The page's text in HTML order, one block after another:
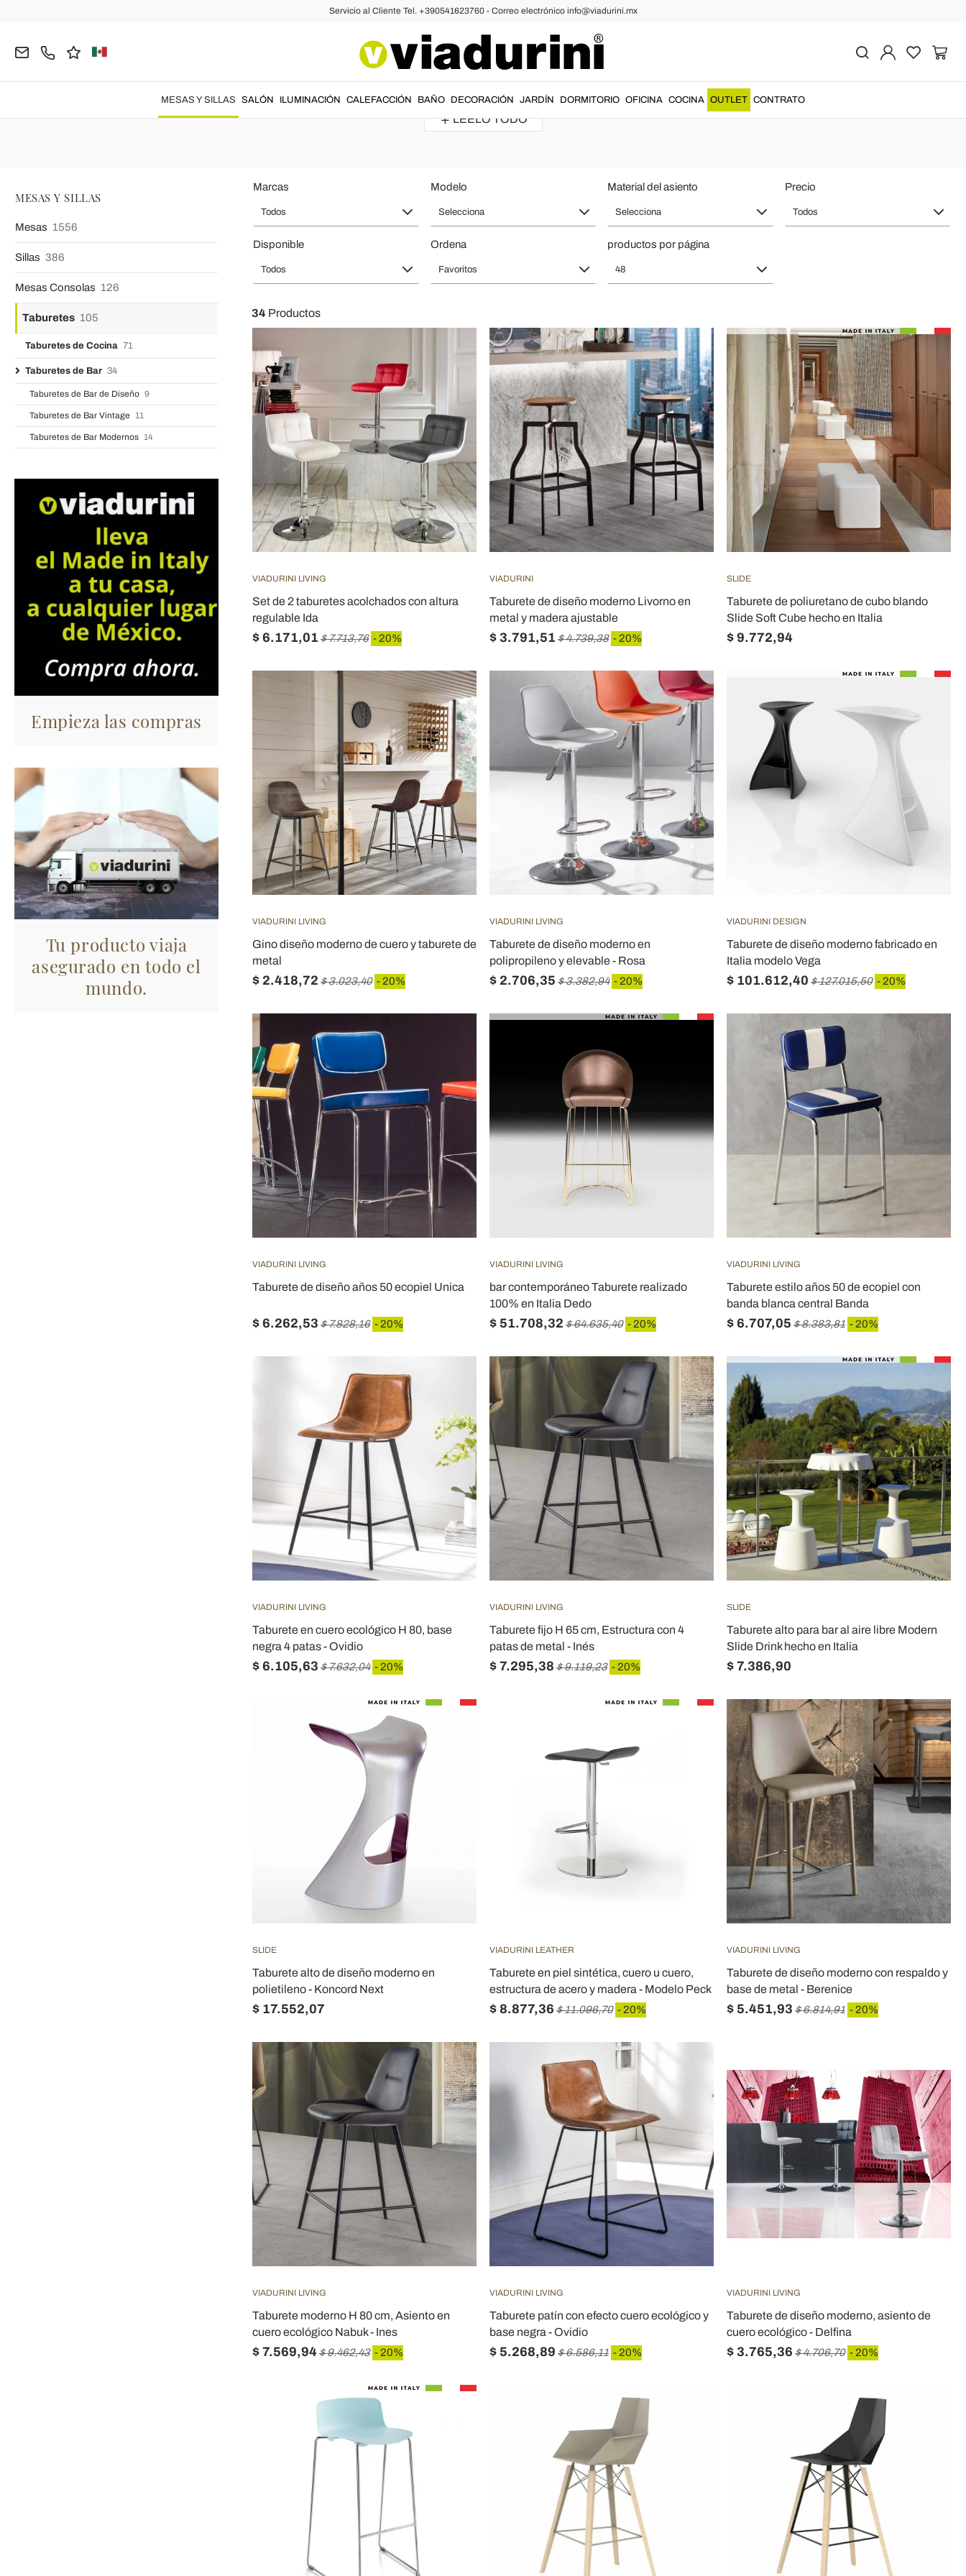
Servicio al Cliente Tel. +390541623760 - Correo electrónico info@viadurini.mx
MESAS Y SILLAS SALÓN ILUMINACIÓN CALEFACCIÓN BAÑO DECORACIÓN JARDÍN DORMITORIO OFICINA COCINA OUTLET CONTRATO
Taburetes de Bar o Pub - Relax y Confort Made in Italy
fabricados con los mejores materiales para garantizar un asiento cómodo sin olvidar la importancia del diseño. Los mejores taburetes altos bar
LÉELO TODO
MESAS Y SILLAS
Mesas 1556
Sillas 386
Mesas Consolas 126
Taburetes 105
Taburetes de Cocina 71
Taburetes de Bar 34
Taburetes de Bar de Diseño 9
Taburetes de Bar Vintage 11
Taburetes de Bar Modernos 14
Empieza las compras
Tu producto viaja
asegurado en todo el
mundo.
Marcas
Todos
Modelo
Selecciona
Material del asiento
Selecciona
Precio
Todos
Disponible
Todos
Ordena
Favoritos
productos por página
48
34 Productos
VIADURINI LIVING
Set de 2 taburetes acolchados con altura
regulable Ida
$ 6.171,01 $ 7.713,76 - 20%
VIADURINI
Taburete de diseño moderno Livorno en
metal y madera ajustable
$ 3.791,51 $ 4.739,38 - 20%
SLIDE
Taburete de poliuretano de cubo blando
Slide Soft Cube hecho en Italia
$ 9.772,94
VIADURINI LIVING
Gino diseño moderno de cuero y taburete de
metal
$ 2.418,72 $ 3.023,40 - 20%
VIADURINI LIVING
Taburete de diseño moderno en
polipropileno y elevable - Rosa
$ 2.706,35 $ 3.382,94 - 20%
VIADURINI DESIGN
Taburete de diseño moderno fabricado en
Italia modelo Vega
$ 101.612,40 $ 127.015,50 - 20%
VIADURINI LIVING
Taburete de diseño años 50 ecopiel Unica
$ 6.262,53 $ 7.828,16 - 20%
VIADURINI LIVING
bar contemporáneo Taburete realizado
100% en Italia Dedo
$ 51.708,32 $ 64.635,40 - 20%
VIADURINI LIVING
Taburete estilo años 50 de ecopiel con
banda blanca central Banda
$ 6.707,05 $ 8.383,81 - 20%
VIADURINI LIVING
Taburete en cuero ecológico H 80, base
negra 4 patas - Ovidio
$ 6.105,63 $ 7.632,04 - 20%
VIADURINI LIVING
Taburete fijo H 65 cm, Estructura con 4
patas de metal - Inés
$ 7.295,38 $ 9.119,23 - 20%
SLIDE
Taburete alto para bar al aire libre Modern
Slide Drink hecho en Italia
$ 7.386,90
SLIDE
Taburete alto de diseño moderno en
polietileno - Koncord Next
$ 17.552,07
VIADURINI LEATHER
Taburete en piel sintética, cuero u cuero,
estructura de acero y madera - Modelo Peck
$ 8.877,36 $ 11.096,70 - 20%
VIADURINI LIVING
Taburete de diseño moderno con respaldo y
base de metal - Berenice
$ 5.451,93 $ 6.814,91 - 20%
VIADURINI LIVING
Taburete moderno H 80 cm, Asiento en
cuero ecológico Nabuk - Ines
$ 7.569,94$ 9.462,43 - 20%
VIADURINI LIVING
Taburete patín con efecto cuero ecológico y
base negra - Ovidio
$ 5.268,89 $ 6.586,11 - 20%
VIADURINI LIVING
Taburete de diseño moderno, asiento de
cuero ecológico - Delfina
$ 3.765,36 $ 4.706,70 - 20%